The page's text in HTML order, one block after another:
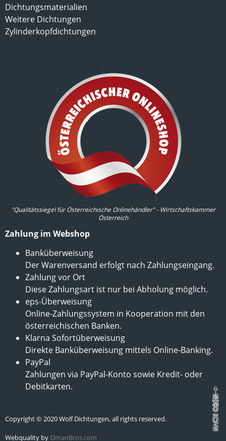
Dichtungsmaterialien
Weitere Dichtungen
Zylinderkopfdichtungen
"Qualitätssiegel für Österreichische Onlinehändler" - Wirtschaftskammer
Österreich
Zahlung im Webshop
Banküberweisung
Der Warenversand erfolgt nach Zahlungseingang.
Zahlung vor Ort
Diese Zahlungsart ist nur bei Abholung möglich.
eps-Überweisung
Online-Zahlungssystem in Kooperation mit den
österreichischen Banken.
Klarna Sofortüberweisung
Direkte Banküberweisung mittels Online-Banking.
PayPal
Zahlungen via PayPal-Konto sowie Kredit- oder
Debitkarten.
Copyright © 2020 Wolf Dichtungen, all rights reserved.
Webquality by OmanBros.com